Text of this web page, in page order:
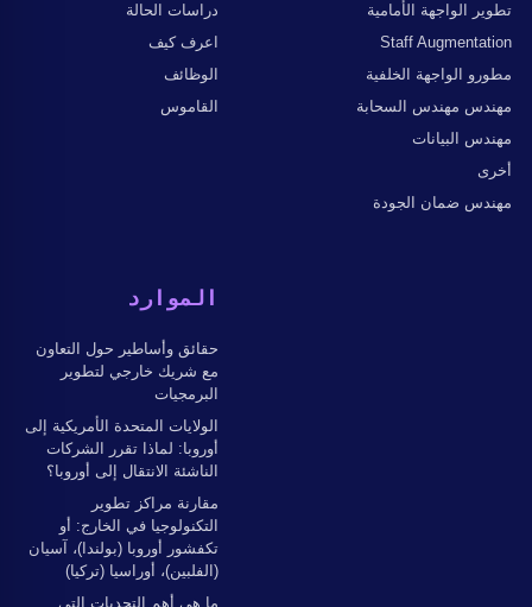
دراسات الحالة
اعرف كيف
الوظائف
القاموس
تطوير الواجهة الأمامية
Staff Augmentation
مطورو الواجهة الخلفية
مهندس مهندس السحابة
مهندس البيانات
أخرى
مهندس ضمان الجودة
الموارد
حقائق وأساطير حول التعاون
مع شريك خارجي لتطوير
البرمجيات
الولايات المتحدة الأمريكية إلى
أوروبا: لماذا تقرر الشركات
الناشئة الانتقال إلى أوروبا؟
مقارنة مراكز تطوير
التكنولوجيا في الخارج: أو
تكفشور أوروبا (بولندا)، آسيان
(الفلبين)، أوراسيا (تركيا)
ما هي أهم التحديات التي